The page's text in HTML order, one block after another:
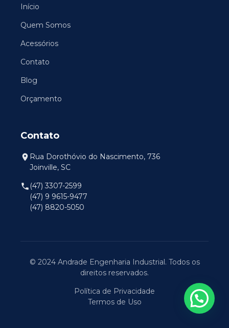
Início
Quem Somos
Acessórios
Contato
Blog
Orçamento
Contato
Rua Dorothóvio do Nascimento, 736
Joinville, SC
(47) 3307-2599
(47) 9 9615-9477
(47) 8820-5050
© 2024 Andrade Engenharia Industrial. Todos os
direitos reservados.
Política de Privacidade
Termos de Uso